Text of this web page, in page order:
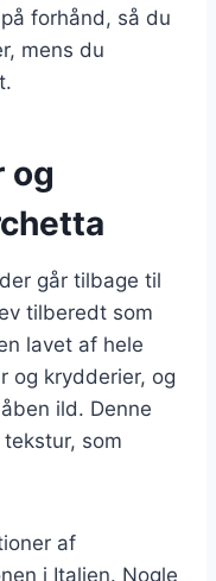
forhånd, så du
mens du
og
går tilbage til
tilberedt som
lavet af hele
og krydderier, og
ild. Denne
som
af
i Italien. Nogle